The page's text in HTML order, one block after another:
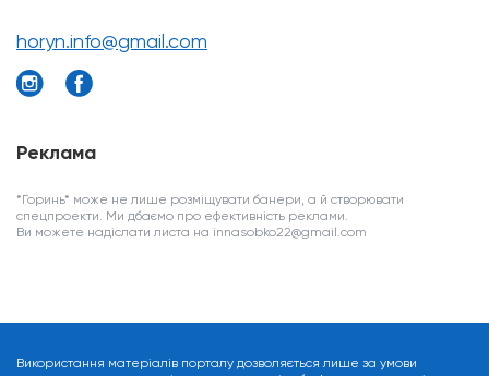
horyn.info@gmail.com
Реклама
*Горинь* може не лише розміщувати банери, а й створювати
спецпроекти. Ми дбаємо про ефективність реклами.
Ви можете надіслати листа на innasobko22@gmail.com
Використання матеріалів порталу дозволяється лише за умови